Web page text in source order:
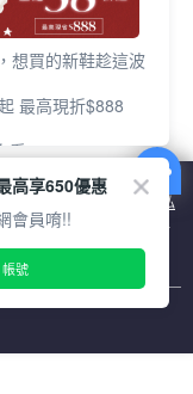
式之詳情，及若您不希
定，請參閱本網站「
隱私
同意本公司得按本網站使
想買的新鞋趁這波
最高現折$888
看
10%回饋
折200
最高現折$888
、涼鞋一次逛齊
、聚會也漂亮
高享650優惠
會員唷!!
號